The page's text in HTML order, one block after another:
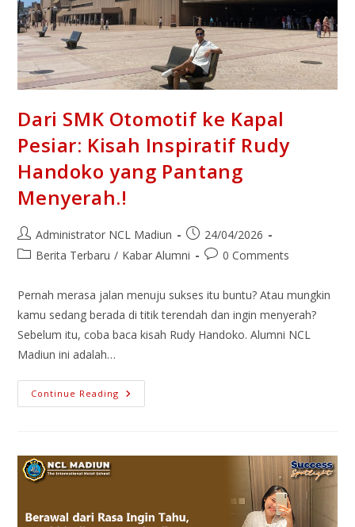
Dari SMK Otomotif ke Kapal
Pesiar: Kisah Inspiratif Rudy
Handoko yang Pantang
Menyerah.!
Administrator NCL Madiun
24/04/2026
Berita Terbaru / Kabar Alumni 0 Comments
Pernah merasa jalan menuju sukses itu buntu? Atau mungkin
kamu sedang berada di titik terendah dan ingin menyerah?
Sebelum itu, coba baca kisah Rudy Handoko. Alumni NCL
Madiun ini adalah…
Continue Reading